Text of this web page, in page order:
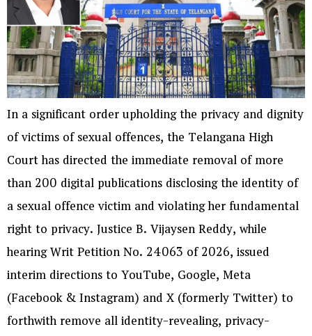
In a significant order upholding the privacy and dignity
of victims of sexual offences, the Telangana High
Court has directed the immediate removal of more
than 200 digital publications disclosing the identity of
a sexual offence victim and violating her fundamental
right to privacy. Justice B. Vijaysen Reddy, while
hearing Writ Petition No. 24063 of 2026, issued
interim directions to YouTube, Google, Meta
(Facebook & Instagram) and X (formerly Twitter) to
forthwith remove all identity-revealing, privacy-